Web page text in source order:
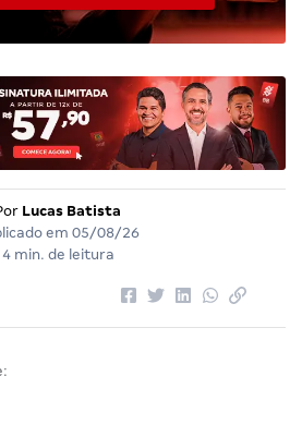
Lucas Batista
em 05/08/26
4 min. de leitura